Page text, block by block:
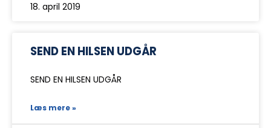
18. april 2019
SEND EN HILSEN UDGÅR
SEND EN HILSEN UDGÅR
Læs mere »